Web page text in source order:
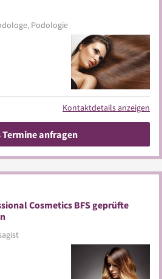
Podologie
Kontaktdetails anzeigen
Termine anfragen
Cosmetics BFS geprüfte